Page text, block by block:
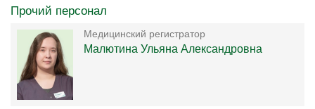
Прочий персонал
Медицинский регистратор
Малютина Ульяна Александровна